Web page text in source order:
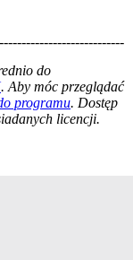
do
. Aby móc przeglądać
programu. Dostęp
licencji.